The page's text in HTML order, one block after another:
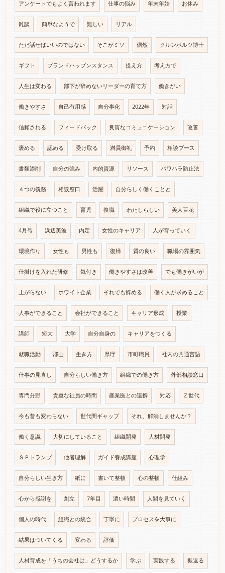
アンケートでもよく言われます 仕事の悩み 年末年始 お休み
雑談 簡単なようで 難しい リアル
ただ話せばいいのではない そこがミソ 偶然 クルンボルツ博士
ギフト プランドハップンスタンス 捉え方 考え方で
人生は変わる 部下が辞めないリーダーの育て方 働きがい
働きやすさ 自己有用感 自分事化 2022年 対話
信頼される フィードバック 良質なコミュニケーション 改善
褒める 認める 受け取る 満員御礼 予約 相談ブース
書類添削 自分の強み 内的資源 リソース パワハラ防止法
４つの義務 相談窓口 活躍 自分らしく働くことと
組織で役に立つこと 育児 復職 わたしらしい 美人百花
4月号 浜辺美波 内定 女性のキャリア 人が育っていく
環境作り 女性も 男性も 復帰 質の良い 職場の雰囲気
仕掛けを入れた研修 気付き 働きやすさは改善 でも働きがいが
上がらない ホワイト企業 それでも辞める 働く人が求めること
人事ができること 会社ができること キャリア形成 授業
講師 短大 大学 自分自身の キャリアをつくる
就職活動 郡山 生き方 県庁 市町職員 社内の共通言語
仕事の見直し 自分らしい働き方 組織での働き方 外部相談窓口
専門分野 貴重な社員の時間 産業医との連携 対応 Ｚ世代
今も昔も変わらない 世代間ギャップ それ、解消しませんか？
働く意識 大切にしていること 組織開発 人材開発
ＳＰトランプ 他者理解 ガイド養成講座 心理学
自分らしい生き方 紙に 書いて整頓 心の整頓 仕組み
心から感謝を 創立 7年目 濃い時間 人間を見ていく
個人の時代 組織との統合 丁寧に プロセスを大事に
結果はついてくる 変わる 評価
人材育成を「うちの会社は」どうするか 学ぶ 実践する 振返る